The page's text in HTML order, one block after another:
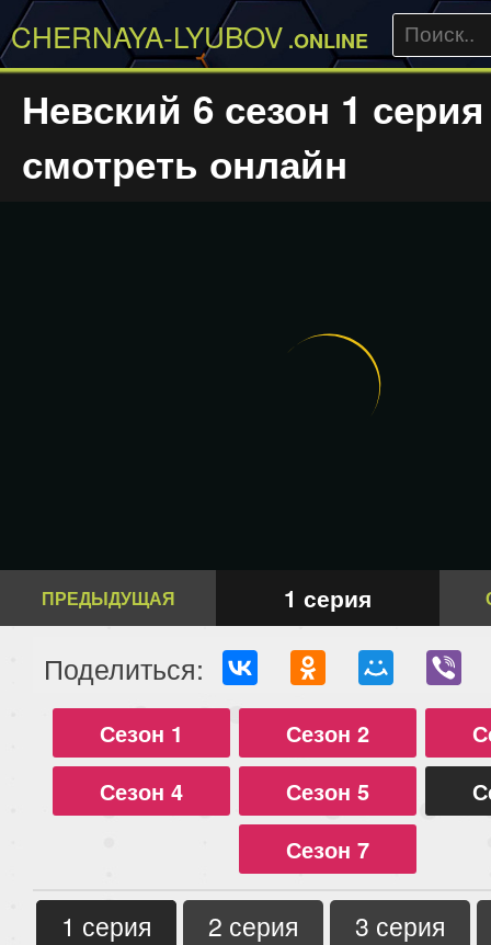
CHERNAYA-LYUBOV .ONLINE
Невский 6 сезон 1 серия
смотреть онлайн
ПРЕДЫДУЩАЯ 1 серия
Поделиться:
Сезон 1 Сезон 2
Сезон 4
Сезон 5
Сезон 7
1 серия 2 серия
3 серия